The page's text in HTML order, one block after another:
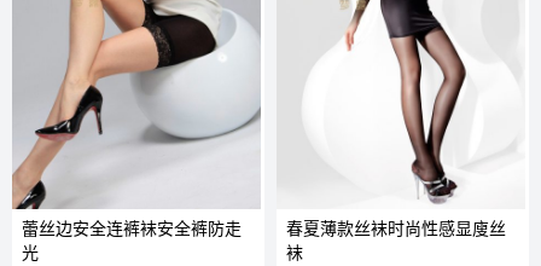
蕾丝边安全连裤袜安全裤防走
光
春夏薄款丝袜时尚性感显廋丝
袜